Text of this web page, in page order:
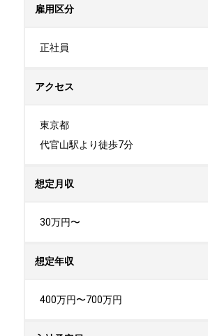
雇用区分
正社員
アクセス
東京都
代官山駅より徒歩7分
想定月収
30万円〜
想定年収
400万円〜700万円